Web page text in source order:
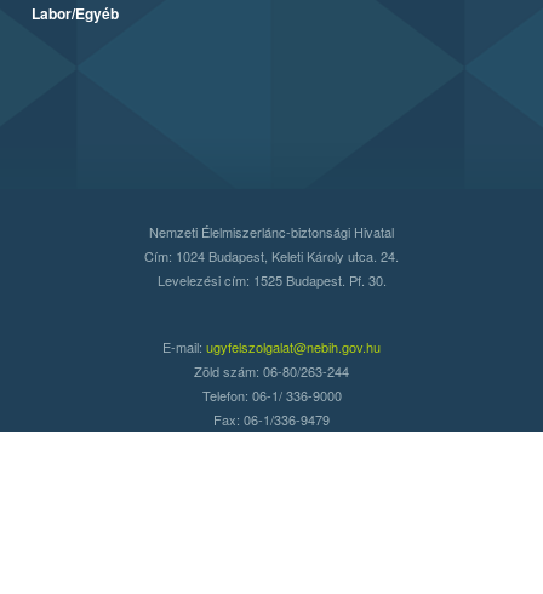
Labor/Egyéb
Nemzeti Élelmiszerlánc-biztonsági Hivatal
Cím: 1024 Budapest, Keleti Károly utca. 24.
Levelezési cím: 1525 Budapest. Pf. 30.
E-mail: ugyfelszolgalat@nebih.gov.hu
Zöld szám: 06-80/263-244
Telefon: 06-1/ 336-9000
Fax: 06-1/336-9479